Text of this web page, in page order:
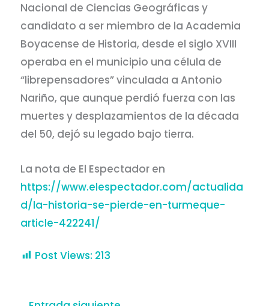
Nacional de Ciencias Geográficas y
candidato a ser miembro de la Academia
Boyacense de Historia, desde el siglo XVIII
operaba en el municipio una célula de
“librepensadores” vinculada a Antonio
Nariño, que aunque perdió fuerza con las
muertes y desplazamientos de la década
del 50, dejó su legado bajo tierra.
La nota de El Espectador en
https://www.elespectador.com/actualida
d/la-historia-se-pierde-en-turmeque-
article-422241/
Post Views: 213